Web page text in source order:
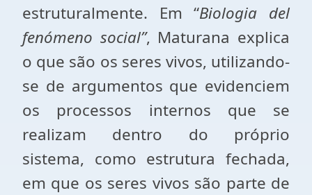
estruturalmente. Em “Biologia del
fenómeno social”, Maturana explica
o que são os seres vivos, utilizando-
se de argumentos que evidenciem
os processos internos que se
realizam dentro do próprio
sistema, como estrutura fechada,
em que os seres vivos são parte de